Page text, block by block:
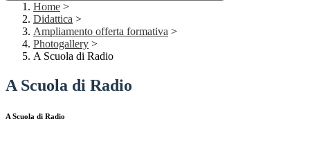
Home >
Didattica >
Ampliamento offerta formativa >
Photogallery >
A Scuola di Radio
A Scuola di Radio
A Scuola di Radio